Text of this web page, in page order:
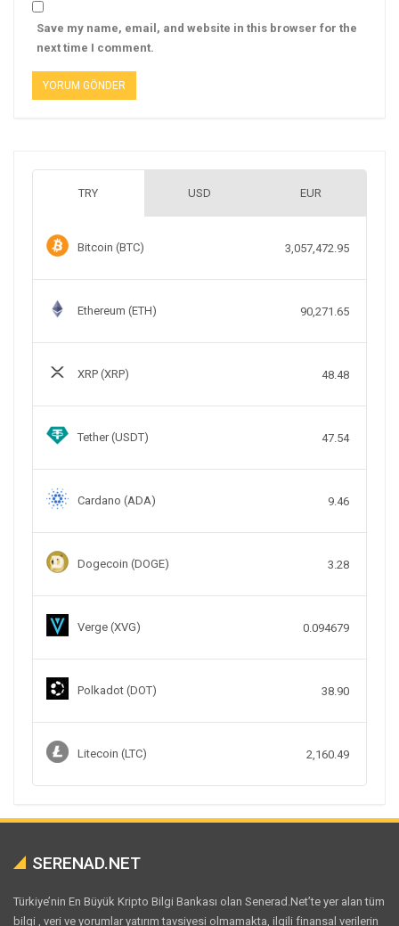
Save my name, email, and website in this browser for the
next time I comment.
TRY USD EUR
Bitcoin (BTC) 3,057,472.95
Ethereum (ETH) 90,271.65
XRP (XRP) 48.48
Tether (USDT) 47.54
Cardano (ADA) 9.46
Dogecoin (DOGE) 3.28
Verge (XVG) 0.094679
Polkadot (DOT) 38.90
Litecoin (LTC) 2,160.49
SERENAD.NET
Türkiye’nin En Büyük Kripto Bilgi Bankası olan Senerad.Net’te yer alan tüm
bilgi , veri ve yorumlar yatırım tavsiyesi olmamakta, ilgili finansal verilerin